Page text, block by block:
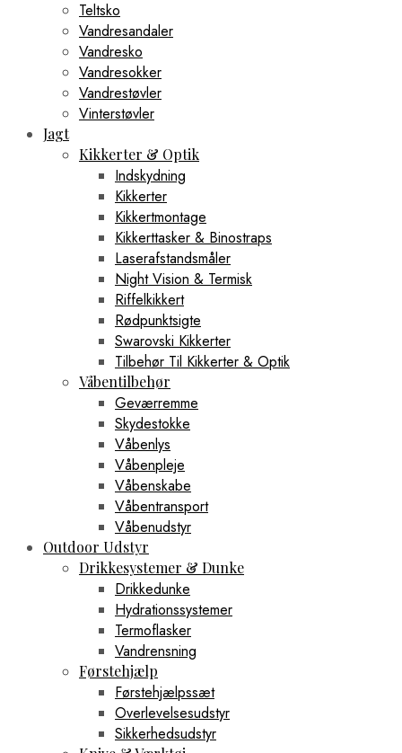
Teltsko
Vandresandaler
Vandresko
Vandresokker
Vandrestøvler
Vinterstøvler
Jagt
Kikkerter & Optik
Indskydning
Kikkerter
Kikkertmontage
Kikkerttasker & Binostraps
Laserafstandsmåler
Night Vision & Termisk
Riffelkikkert
Rødpunktsigte
Swarovski Kikkerter
Tilbehør Til Kikkerter & Optik
Våbentilbehør
Geværremme
Skydestokke
Våbenlys
Våbenpleje
Våbenskabe
Våbentransport
Våbenudstyr
Outdoor Udstyr
Drikkesystemer & Dunke
Drikkedunke
Hydrationssystemer
Termoflasker
Vandrensning
Førstehjælp
Førstehjælpssæt
Overlevelsesudstyr
Sikkerhedsudstyr